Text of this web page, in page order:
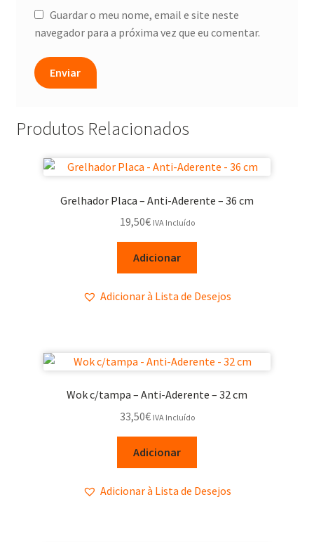
Guardar o meu nome, email e site neste
navegador para a próxima vez que eu comentar.
Produtos Relacionados
Grelhador Placa – Anti-Aderente – 36 cm
19,50€ IVA Incluído
Adicionar
Adicionar à Lista de Desejos
Wok c/tampa – Anti-Aderente – 32 cm
33,50€ IVA Incluído
Adicionar
Adicionar à Lista de Desejos